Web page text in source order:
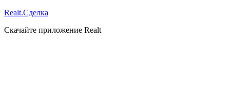
Realt.Сделка
Скачайте приложение Realt